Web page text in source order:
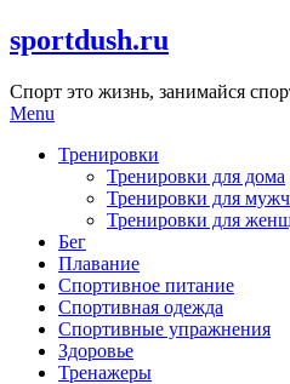
Skip
to
sportdush.ru
Спорт это жизнь, занимайся
Menu
Тренировки
Тренировки для дома
Тренировки для
Тренировки для
Бег
Плавание
Спортивное питание
Спортивная одежда
Спортивные упражнения
Здоровье
Тренажеры